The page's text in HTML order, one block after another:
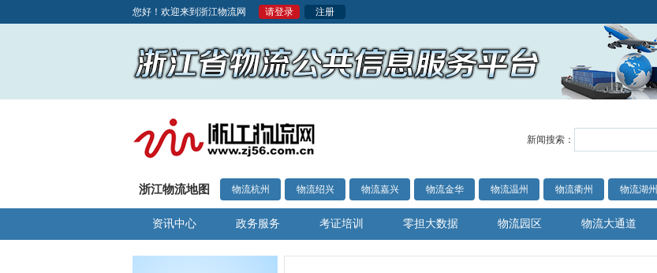
您好！欢迎来到浙江物流网 请登录 注册
新闻搜索：
浙江物流地图 物流杭州 物流绍兴 物流嘉兴 物流金华 物流温州 物流衢州 物流湖州
资讯中心 政务服务 考证培训 零担大数据 物流园区 物流大通道